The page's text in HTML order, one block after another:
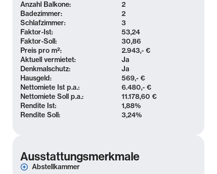
Anzahl Balkone:
2
Badezimmer:
2
Schlafzimmer:
3
Faktor-Ist:
53,24
Faktor-Soll:
30,86
Preis pro m²:
2.943,- €
Aktuell vermietet:
Ja
Denkmalschutz:
Ja
Hausgeld:
569,- €
Nettomiete Ist p.a.:
6.480,- €
Nettomiete Soll p.a.:
11.178,60 €
Rendite Ist:
1,88%
Rendite Soll:
3,24%
Ausstattungsmerkmale
Abstellkammer